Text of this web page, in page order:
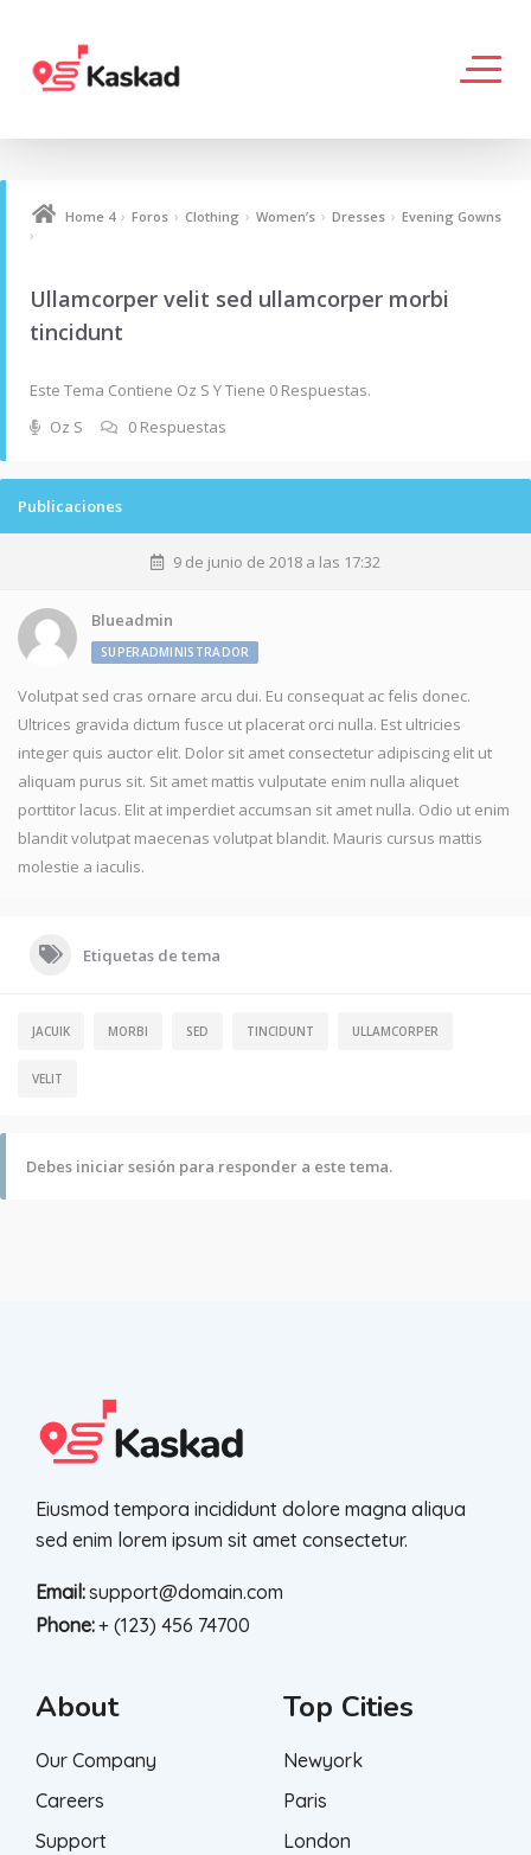
Home 4 › Foros › Clothing › Women’s › Dresses › Evening Gowns
›
Ullamcorper velit sed ullamcorper morbi
tincidunt
Este Tema Contiene Oz S Y Tiene 0 Respuestas.
Oz S
0 Respuestas
Publicaciones
9 de junio de 2018 a las 17:32
Blueadmin
SUPERADMINISTRADOR
Volutpat sed cras ornare arcu dui. Eu consequat ac felis donec.
Ultrices gravida dictum fusce ut placerat orci nulla. Est ultricies
integer quis auctor elit. Dolor sit amet consectetur adipiscing elit ut
aliquam purus sit. Sit amet mattis vulputate enim nulla aliquet
porttitor lacus. Elit at imperdiet accumsan sit amet nulla. Odio ut enim
blandit volutpat maecenas volutpat blandit. Mauris cursus mattis
molestie a iaculis.
Etiquetas de tema
JACUIK MORBI SED TINCIDUNT ULLAMCORPER
VELIT
Debes iniciar sesión para responder a este tema.
Eiusmod tempora incididunt dolore magna aliqua
sed enim lorem ipsum sit amet consectetur.
Email:support@domain.com
Phone:+ (123) 456 74700
About
Our Company
Careers
Support
Top Cities
Newyork
Paris
London